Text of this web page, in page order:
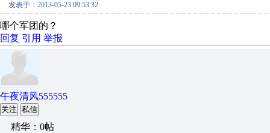
发表于：2013-05-23 09:53:32
哪个军团的？
回复 引用 举报
午夜清风555555
关注 私信
精华：0帖